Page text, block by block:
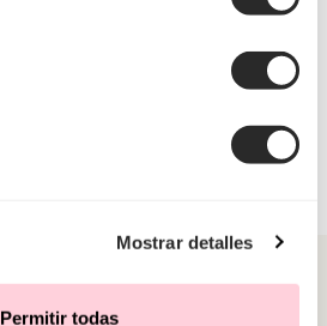
Mostrar detalles
Permitir todas